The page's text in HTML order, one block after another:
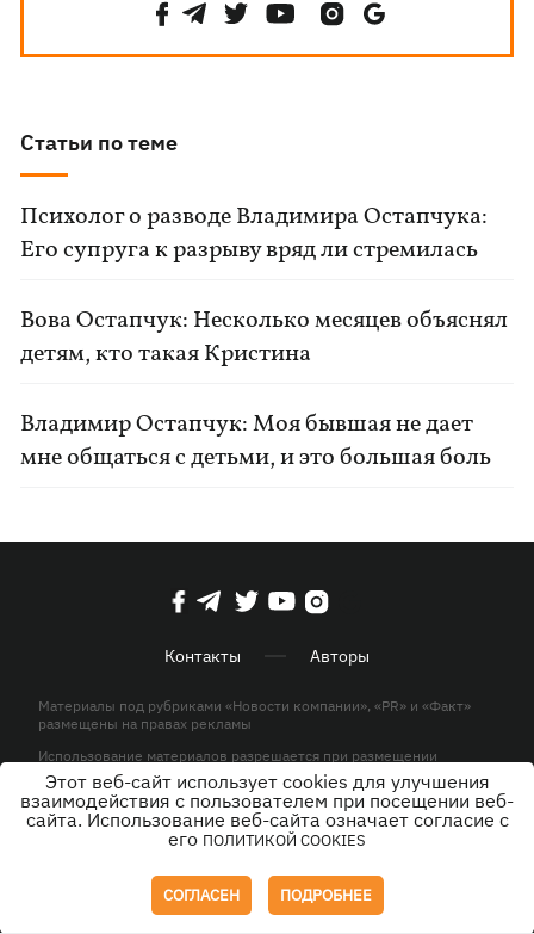
Статьи по теме
Психолог о разводе Владимира Остапчука:
Его супруга к разрыву вряд ли стремилась
Вова Остапчук: Несколько месяцев объяснял
детям, кто такая Кристина
Владимир Остапчук: Моя бывшая не дает
мне общаться с детьми, и это большая боль
Контакты Авторы
Материалы под рубриками «Новости компании», «PR» и «Факт»
размещены на правах рекламы
Использование материалов разрешается при размещении
активной гиперссылки на KP.UA в первом абзаце.
© ООО «ЮЛАВ МЕДИА»,2026. Все права защищены.
Этот веб-сайт использует cookies для улучшения
взаимодействия с пользователем при посещении веб-
сайта. Использование веб-сайта означает согласие с
его ПОЛИТИКОЙ COOKIES
СОГЛАСЕН ПОДРОБНЕЕ